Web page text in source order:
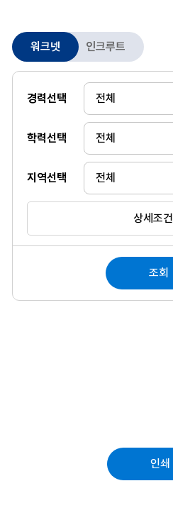
워크넷 인크루트
경력선택
학력선택
지역선택
상세조건
조회
인쇄